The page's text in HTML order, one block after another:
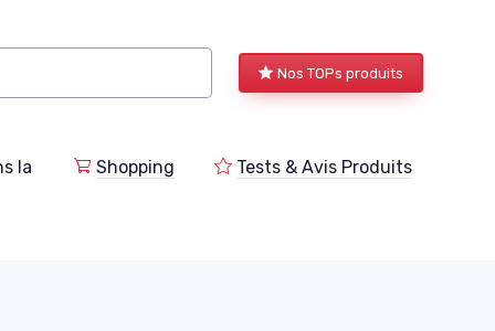
Nos TOPs produits
la
Shopping Tests & Avis Produits